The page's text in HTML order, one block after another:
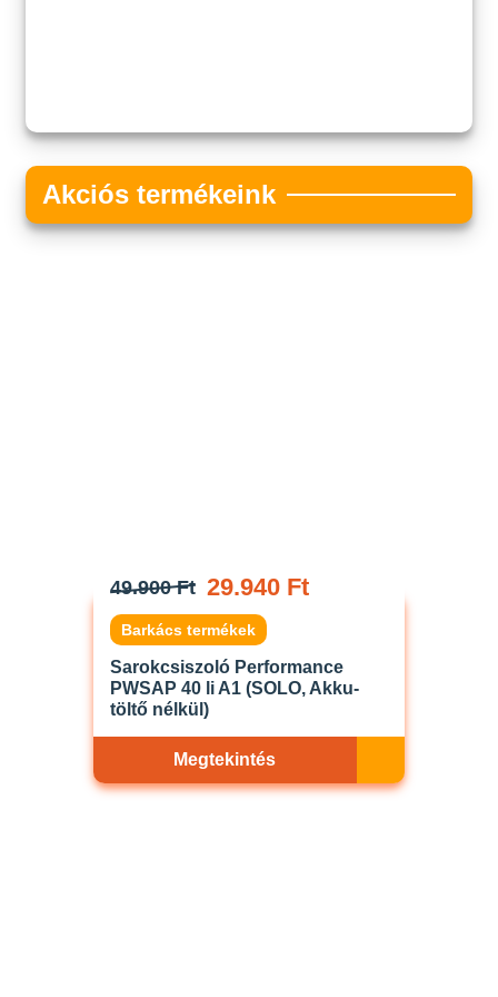
Akciós termékeink
49.900 Ft 29.940 Ft
Barkács termékek
Sarokcsiszoló Performance
PWSAP 40 li A1 (SOLO, Akku-
töltő nélkül)
Megtekintés